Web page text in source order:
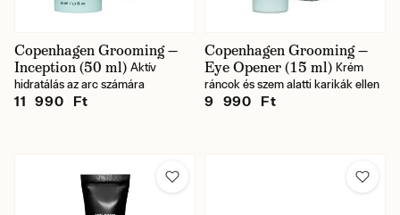
Copenhagen Grooming —
Inception (50 ml) Aktív
hidratálás az arc számára
11 990 Ft
Copenhagen Grooming —
Eye Opener (15 ml) Krém
ráncok és szem alatti karikák ellen
9 990 Ft